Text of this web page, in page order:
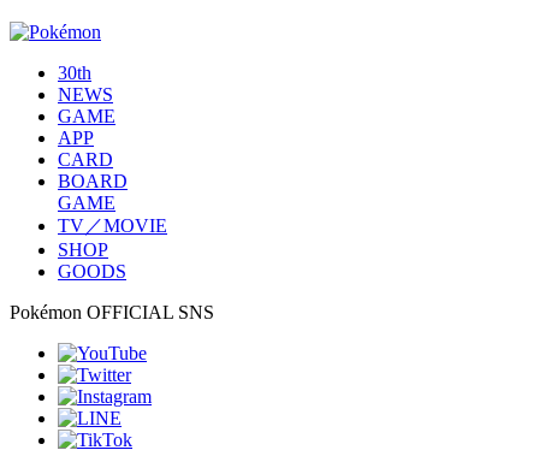
30th
NEWS
GAME
APP
CARD
BOARD
GAME
TV／MOVIE
SHOP
GOODS
Pokémon OFFICIAL SNS